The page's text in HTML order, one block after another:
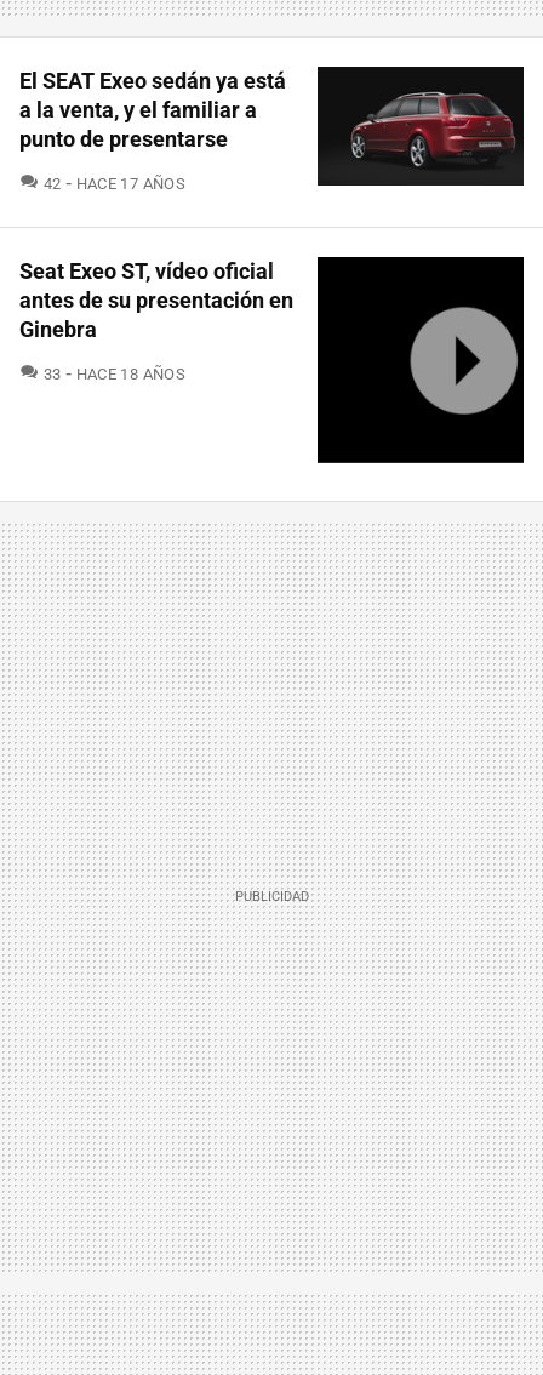
El SEAT Exeo sedán ya está
a la venta, y el familiar a
punto de presentarse
42 COMENTARIOS
HACE 17 AÑOS
Seat Exeo ST, vídeo oficial
antes de su presentación en
Ginebra
33 COMENTARIOS
HACE 18 AÑOS